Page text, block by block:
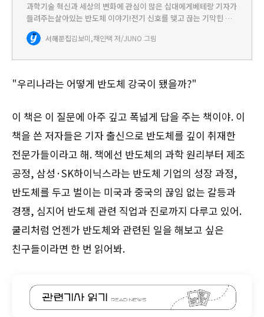
과학기술 혁신과 세상의 변화에 관심이 많은 십대에게베테랑 기자가
들려주는살아있는 반도체 이야기!전기 신호를 맺고 끊는 기막힌 능
력으로 세상의 모든 기계를 제어하는 똑똑한 반도체. 스마트폰, 자동
차, 스마트워치, AI 스피커... 우리는 매일 반도체로 가득 찬…
서해문집김보미,채인택 저/JUNO 그림
"우리나라는 어떻게 반도체 강국이 됐을까?"
이 책은 이 질문에 아주 깊고 폭넓게 답을 주는 책이야. 이
책을 쓴 저자들은 기자 출신으로 반도체를 깊이 취재한
전문가들이라고 해. 책에선 반도체의 과학 원리부터 제조
공정, 삼성·SK하이닉스라는 반도체 기업의 성장 과정,
반도체를 두고 벌이는 미국과 중국의 끊임 없는 갈등과
경쟁, 심지어 반도체 관련 직업과 진로까지 다루고 있어.
쿨리처럼 언젠가 반도체와 관련된 일을 해보고 싶은
친구들이라면 한 번 읽어봐.